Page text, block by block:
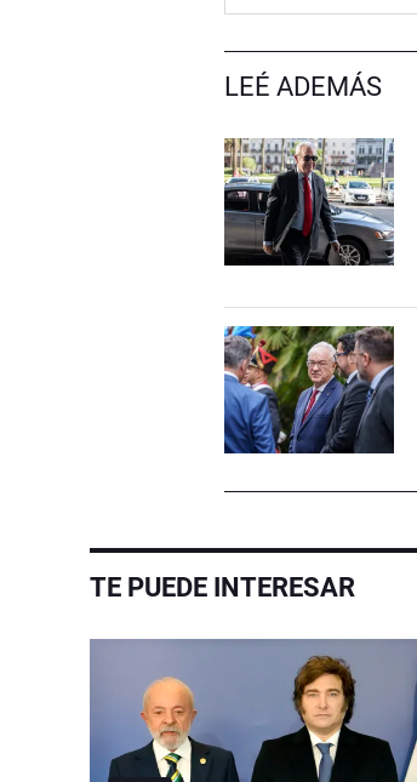
LEÉ ADEMÁS
TE PUEDE INTERESAR